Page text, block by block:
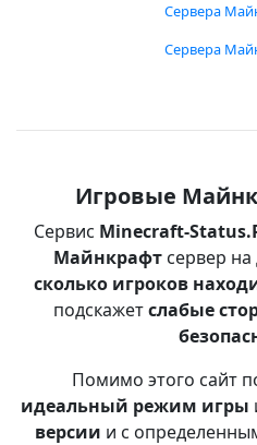
Сервера
Сервера
Игровые
Сервис Minecraft-
Майнкрафтсервер на
сколько игроков
подскажетслабые
Помимо этого сайт
идеальный режим игры
версии и с